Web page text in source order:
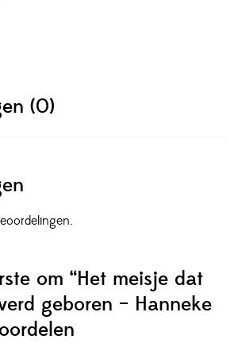
(0)
om “Het meisje dat
geboren – Hanneke